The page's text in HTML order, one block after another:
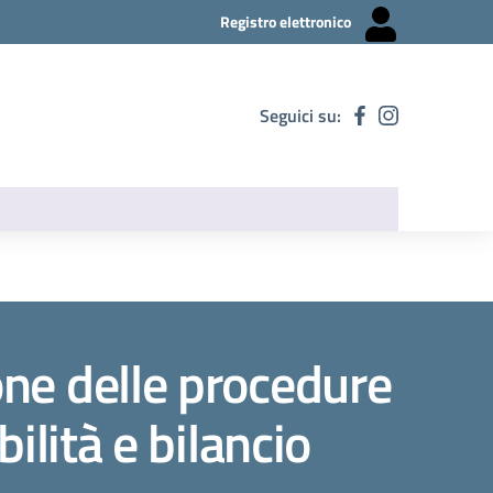
Registro elettronico
Seguici su:
delle procedure
e bilancio